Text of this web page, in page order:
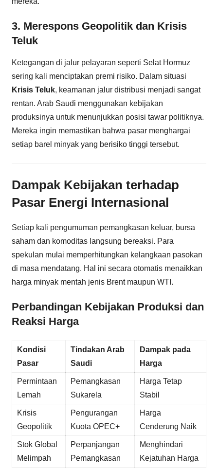
3. Merespons Geopolitik dan Krisis
Teluk
Ketegangan di jalur pelayaran seperti Selat Hormuz
sering kali menciptakan premi risiko. Dalam situasi
Krisis Teluk, keamanan jalur distribusi menjadi sangat
rentan. Arab Saudi menggunakan kebijakan
produksinya untuk menunjukkan posisi tawar politiknya.
Mereka ingin memastikan bahwa pasar menghargai
setiap barel minyak yang berisiko tinggi tersebut.
Dampak Kebijakan terhadap
Pasar Energi Internasional
Setiap kali pengumuman pemangkasan keluar, bursa
saham dan komoditas langsung bereaksi. Para
spekulan mulai memperhitungkan kelangkaan pasokan
di masa mendatang. Hal ini secara otomatis menaikkan
harga minyak mentah jenis Brent maupun WTI.
Perbandingan Kebijakan Produksi dan
Reaksi Harga
Kondisi
Pasar
Tindakan Arab
Saudi
Dampak pada
Harga
Permintaan
Lemah
Pemangkasan
Sukarela
Harga Tetap
Stabil
Krisis
Geopolitik
Pengurangan
Kuota OPEC+
Harga
Cenderung Naik
Stok Global
Melimpah
Perpanjangan
Pemangkasan
Menghindari
Kejatuhan Harga